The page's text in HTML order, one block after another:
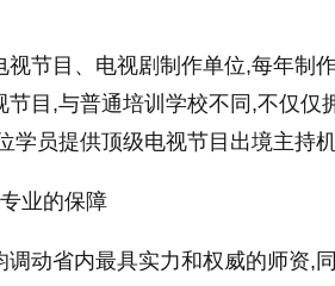
节目、电视剧制作单位,每年制
目,与普通培训学校不同,不仅仅
学员提供顶级电视节目出境主持
业的保障
动省内最具实力和权威的师资,